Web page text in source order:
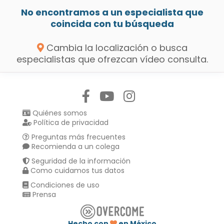
No encontramos a un especialista que
coincida con tu búsqueda
Cambia la localización o busca
especialistas que ofrezcan vídeo consulta.
Quiénes somos
Política de privacidad
Preguntas más frecuentes
Recomienda a un colega
Seguridad de la información
Como cuidamos tus datos
Condiciones de uso
Prensa